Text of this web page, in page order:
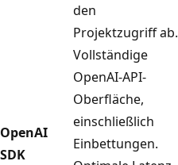
den
Projektzugriff ab.
OpenAI
SDK
Vollständige
OpenAI-API-
Oberfläche,
einschließlich
Einbettungen.